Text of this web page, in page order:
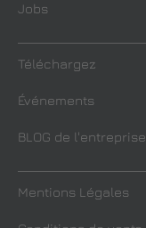
Jobs
Téléchargez
Événements
BLOG de l'entreprise
Mentions Légales